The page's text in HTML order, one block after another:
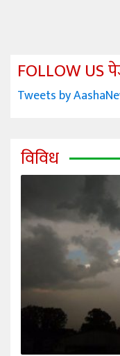
FOLLOW US
Tweets by
विविध